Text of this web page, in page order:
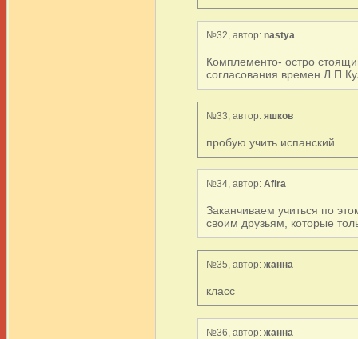
№32, автор: nastya
Комплементо- остро
согласования времен Л.П
№33, автор: яшков
пробую учить испанский
№34, автор: Afira
Заканчиваем учиться по
своим друзьям, которые
№35, автор: жанна
класс
№36, автор: жанна